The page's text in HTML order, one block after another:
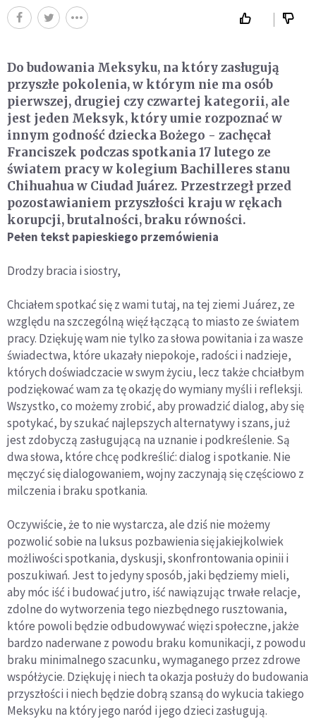
Do budowania Meksyku, na który zasługują
przyszłe pokolenia, w którym nie ma osób
pierwszej, drugiej czy czwartej kategorii, ale
jest jeden Meksyk, który umie rozpoznać w
innym godność dziecka Bożego - zachęcał
Franciszek podczas spotkania 17 lutego ze
światem pracy w kolegium Bachilleres stanu
Chihuahua w Ciudad Juárez. Przestrzegł przed
pozostawianiem przyszłości kraju w rękach
korupcji, brutalności, braku równości.
Pełen tekst papieskiego przemówienia
Drodzy bracia i siostry,
Chciałem spotkać się z wami tutaj, na tej ziemi Juárez, ze
względu na szczególną więź łączącą to miasto ze światem
pracy. Dziękuję wam nie tylko za słowa powitania i za wasze
świadectwa, które ukazały niepokoje, radości i nadzieje,
których doświadczacie w swym życiu, lecz także chciałbym
podziękować wam za tę okazję do wymiany myśli i refleksji.
Wszystko, co możemy zrobić, aby prowadzić dialog, aby się
spotykać, by szukać najlepszych alternatywy i szans, już
jest zdobyczą zasługującą na uznanie i podkreślenie. Są
dwa słowa, które chcę podkreślić: dialog i spotkanie. Nie
męczyć się dialogowaniem, wojny zaczynają się częściowo z
milczenia i braku spotkania.
Oczywiście, że to nie wystarcza, ale dziś nie możemy
pozwolić sobie na luksus pozbawienia się jakiejkolwiek
możliwości spotkania, dyskusji, skonfrontowania opinii i
poszukiwań. Jest to jedyny sposób, jaki będziemy mieli,
aby móc iść i budować jutro, iść nawiązując trwałe relacje,
zdolne do wytworzenia tego niezbędnego rusztowania,
które powoli będzie odbudowywać więzi społeczne, jakże
bardzo naderwane z powodu braku komunikacji, z powodu
braku minimalnego szacunku, wymaganego przez zdrowe
współżycie. Dziękuję i niech ta okazja posłuży do budowania
przyszłości i niech będzie dobrą szansą do wykucia takiego
Meksyku na który jego naród i jego dzieci zasługują.